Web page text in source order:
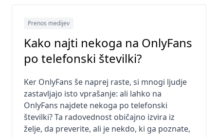
Prenos medijev
Kako najti nekoga na OnlyFans
po telefonski številki?
Ker OnlyFans še naprej raste, si mnogi ljudje
zastavljajo isto vprašanje: ali lahko na
OnlyFans najdete nekoga po telefonski
številki? Ta radovednost običajno izvira iz
želje, da preverite, ali je nekdo, ki ga poznate,